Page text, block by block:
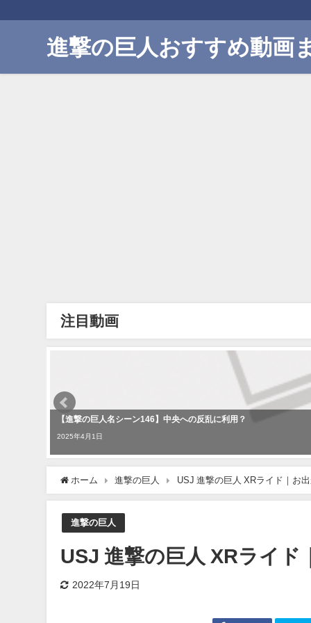
進撃の巨人おすすめ動画
注目動画
【進撃の巨人名シーン146】中央への反乱に利用？
2025年4月1日
ホーム 進撃の巨人 USJ 進撃の巨人 XRライド｜お
進撃の巨人
USJ 進撃の巨人 XRライ
2022年7月19日